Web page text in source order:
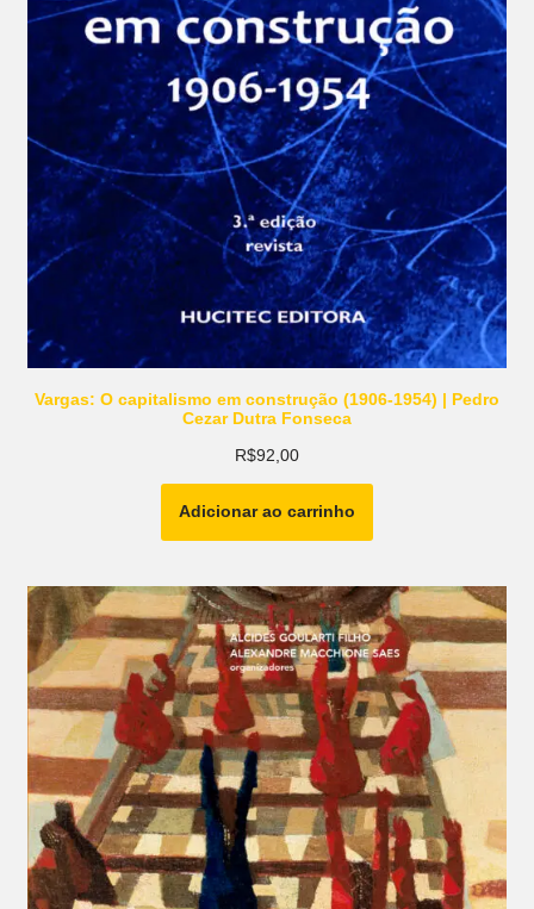
Vargas: O capitalismo em construção (1906-1954) | Pedro
Cezar Dutra Fonseca
R$92,00
Adicionar ao carrinho